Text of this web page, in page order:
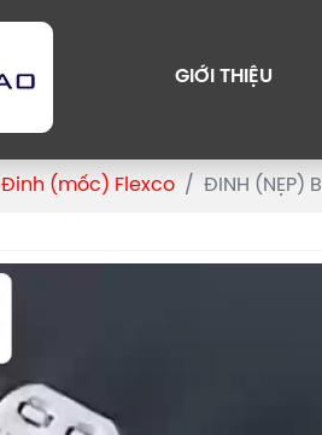
GIỚI THIỆU
Đinh (mốc) Flexco ĐINH (NẸP)